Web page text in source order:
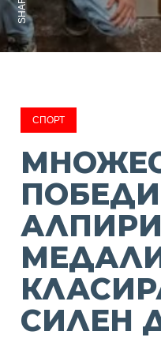
СПОРТ
СИЛЕН